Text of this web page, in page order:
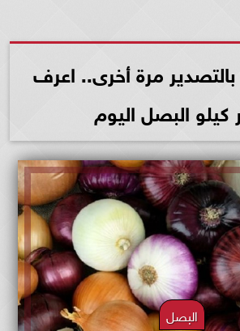
مرة أخرى.. اعرف
البصل اليوم
البصل